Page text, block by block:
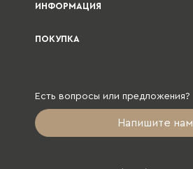
ИНФОРМАЦИЯ
ПОКУПКА
Есть вопросы или предложения?
Напишите нам